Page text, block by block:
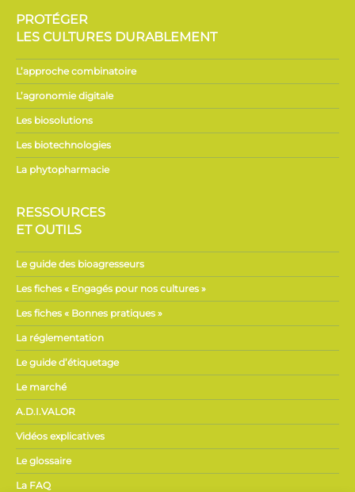
PROTÉGER
LES CULTURES DURABLEMENT
L’approche combinatoire
L’agronomie digitale
Les biosolutions
Les biotechnologies
La phytopharmacie
RESSOURCES
ET OUTILS
Le guide des bioagresseurs
Les fiches « Engagés pour nos cultures »
Les fiches « Bonnes pratiques »
La réglementation
Le guide d’étiquetage
Le marché
A.D.I.VALOR
Vidéos explicatives
Le glossaire
La FAQ